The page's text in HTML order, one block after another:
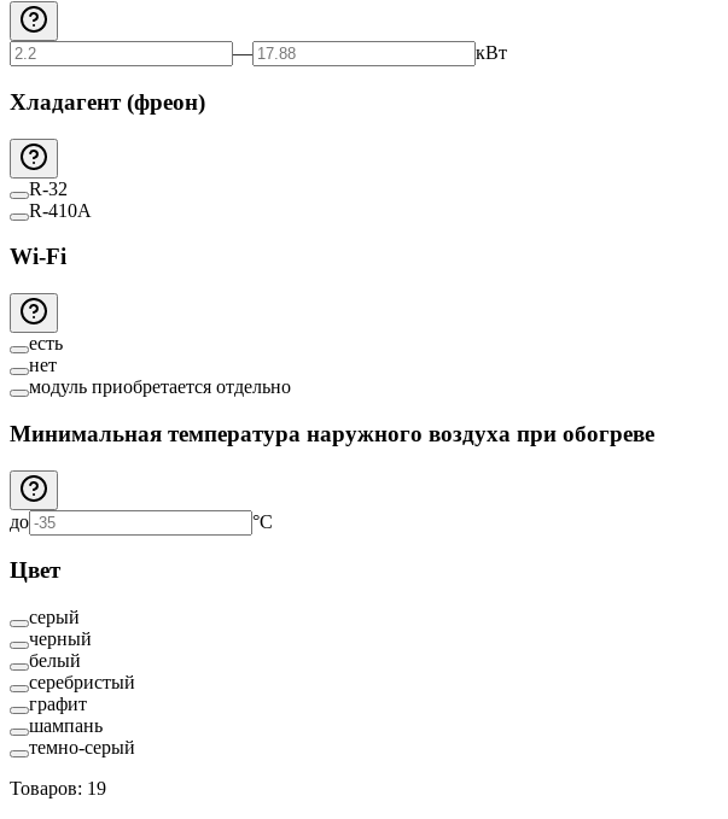
— кВт
Хладагент (фреон)
R-32
R-410A
Wi-Fi
есть
нет
модуль приобретается отдельно
Минимальная температура наружного воздуха при обогреве
до °C
Цвет
серый
черный
белый
серебристый
графит
шампань
темно-серый
Товаров: 19